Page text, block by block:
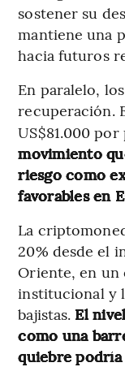
sostener su
mantiene una
hacia futuros
En paralelo,
recuperación.
US$81.000
movimiento
riesgo como
favorables en
La
20% desde el
Oriente, en un
institucional y
bajistas. El
como una
quiebre podría